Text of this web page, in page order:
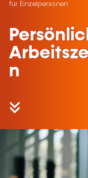
für Einzelpersonen
n